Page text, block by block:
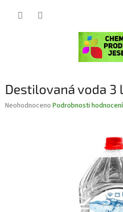
Destilovaná voda 3 l
Průměrné
Neohodnoceno Podrobnosti hodnocení